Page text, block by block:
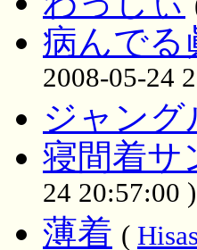
病んでる
2008-05-24
ジャング
寝間着サ
24 20:57:00 )
薄着 (